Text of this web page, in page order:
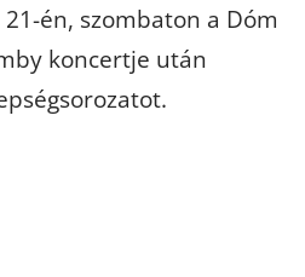
én, szombaton a Dóm
koncertje után